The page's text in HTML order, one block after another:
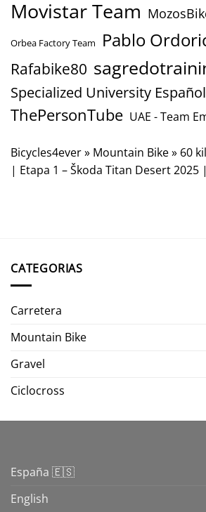
Movistar Team
Orbea Factory Team Pablo
Rafabike80
Specialized University Español
ThePersonTube UAE - Team
Bicycles4ever» Mountain Bike» 60
| Etapa 1 – Škoda Titan Desert 2025
CATEGORIAS
Carretera
Mountain Bike
Gravel
Ciclocross
España 🇪🇸
English